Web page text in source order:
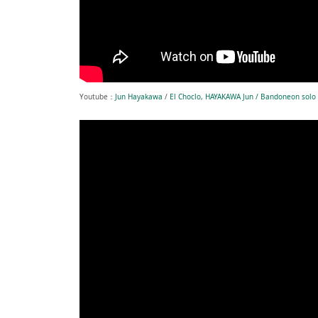
Youtube： Jun Hayakawa / El Choclo, HAYAKAWA Jun / Bandoneon